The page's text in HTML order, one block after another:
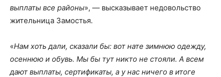
выплаты все районы», — высказывает недовольство
жительница Замостья.
«Нам хоть дали, сказали бы: вот нате зимнюю одежду,
осеннюю и обувь. Мы бы тут никто не стояли. А всем
дают выплаты, сертификаты, а у нас ничего в итоге